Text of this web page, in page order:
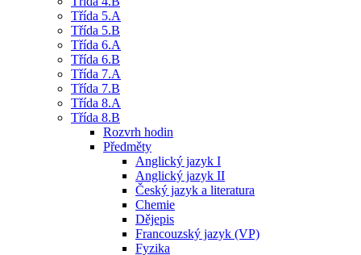
Třída 5.A
Třída 5.B
Třída 6.A
Třída 6.B
Třída 7.A
Třída 7.B
Třída 8.A
Třída 8.B
Rozvrh hodin
Předměty
Anglický jazyk I
Anglický jazyk II
Český jazyk a literatura
Chemie
Dějepis
Francouzský jazyk (VP)
Fyzika